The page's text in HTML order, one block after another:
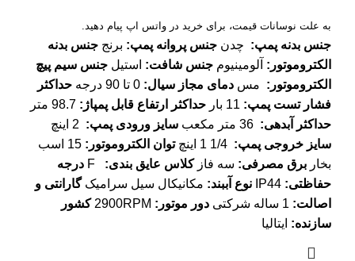
به علت نوسانات قیمت، برای خرید در واتس اپ پیام دهید.
جنس بدنه پمپ: چدن جنس پروانه پمپ: برنج جنس بدنه
الکتروموتور : آلومینیوم جنس شافت: استیل جنس سیم پیچ
الکتروموتور : مس دمای مجاز سیال:
حداکثر
فشار تست پمپ: 11 بار حداکثر ارتفاع قابل پمپاژ :
حداکثر آبدهی: سایز ورودی پمپ:
سایز خروجی پمپ: 1/4 1 اینچ توان الکتروموتور :
15 اسب
بخار برق مصرفی: سه فازکلاس عایق بندی:
درجه
حفاظتی: نوع آببند: مکانیکال سیل سرامیکگارانتی و
اصالت: دور موتور :
کشور
سازنده: ایتالیا